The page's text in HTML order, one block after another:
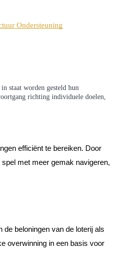
Ondersteuning
staat worden gesteld hun
richting individuele doelen,
efficiënt te bereiken. Door
met meer gemak navigeren,
de beloningen van de loterij als
overwinning in een basis voor